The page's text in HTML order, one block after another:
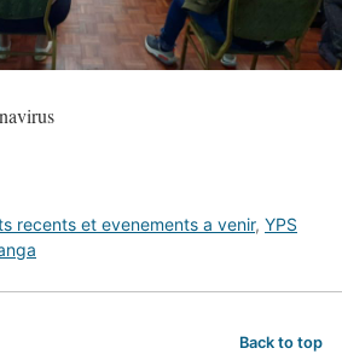
recents et evenements a venir, YPS
Back to top